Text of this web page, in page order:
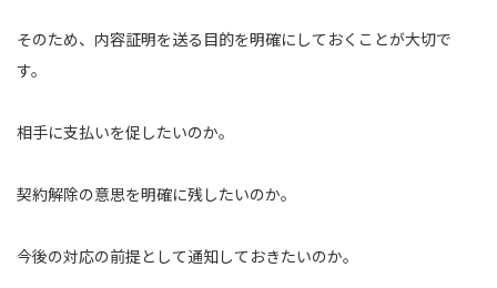
そのため、内容証明を送る目的を明確にしておくことが大切で
す。
相手に支払いを促したいのか。
契約解除の意思を明確に残したいのか。
今後の対応の前提として通知しておきたいのか。